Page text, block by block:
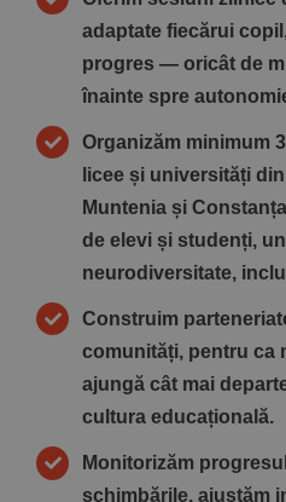
adaptate fiecărui
progres — oricât de
înainte spre
Organizăm minimum
licee și universități
Muntenia și
de elevi și studenți,
neurodiversitate,
Construim
comunități, pentru ca
ajungă cât mai
cultura educațională.
Monitorizăm
schimbările, ajustăm